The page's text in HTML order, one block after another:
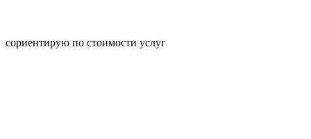
сориентирую по стоимости услуг